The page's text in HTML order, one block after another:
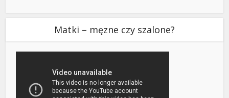
Matki – męzne czy szalone?